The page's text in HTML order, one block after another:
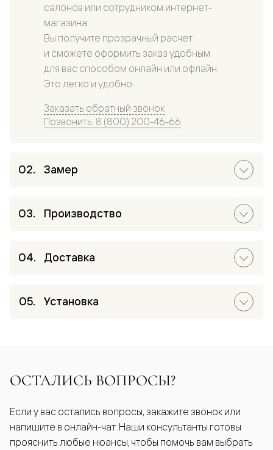
салонов или сотрудником интернет-
магазина.
Вы получите прозрачный расчет
и сможете оформить заказ удобным
для вас способом онлайн или офлайн.
Это легко и удобно.
Заказать обратный звонок
Позвонить: 8 (800) 200-46-66
Замер
Производство
Доставка
Установка
ОСТАЛИСЬ ВОПРОСЫ?
Если у вас остались вопросы, закажите звонок или
напишите в онлайн-чат. Наши консультанты готовы
прояснить любые нюансы, чтобы помочь вам выбрать